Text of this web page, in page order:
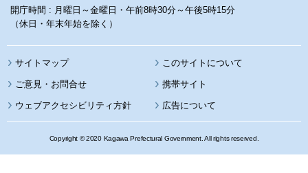
開庁時間 : 月曜日～金曜日・午前8時30分～午後5時15分
（休日・年末年始を除く）
サイトマップ このサイトについて
携帯サイト
ウェブアクセシビリティ方針 広告について
Copyright © 2020 Kagawa Prefectural Government. All rights reserved.